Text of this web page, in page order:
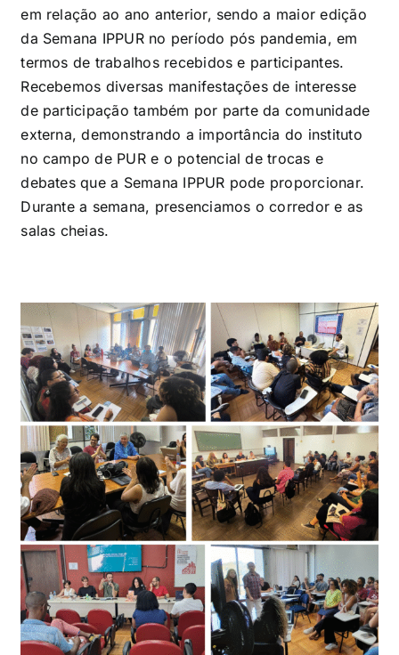
em relação ao ano anterior, sendo a maior edição
da Semana IPPUR no período pós pandemia, em
termos de trabalhos recebidos e participantes.
Recebemos diversas manifestações de interesse
de participação também por parte da comunidade
externa, demonstrando a importância do instituto
no campo de PUR e o potencial de trocas e
debates que a Semana IPPUR pode proporcionar.
Durante a semana, presenciamos o corredor e as
salas cheias.